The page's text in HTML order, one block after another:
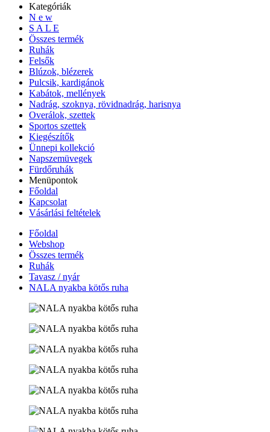
Kategóriák
N e w
S A L E
Összes termék
Ruhák
Felsők
Blúzok, blézerek
Pulcsik, kardigánok
Kabátok, mellények
Nadrág, szoknya, rövidnadrág, harisnya
Overálok, szettek
Sportos szettek
Kiegészítők
Ünnepi kollekció
Napszemüvegek
Fürdőruhák
Menüpontok
Főoldal
Kapcsolat
Vásárlási feltételek
Főoldal
Webshop
Összes termék
Ruhák
Tavasz / nyár
NALA nyakba kötős ruha